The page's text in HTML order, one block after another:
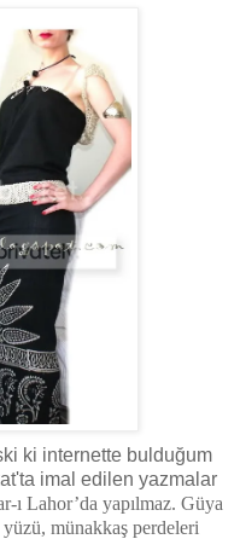
ki internette bulduğum
imal edilen yazmalar
ı Lahor’da yapılmaz. Güya
münakkaş perdeleri